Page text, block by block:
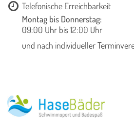
Telefonische Erreichbarkeit
Montag bis Donnerstag:
09:00 Uhr bis 12:00 Uhr
und nach individueller